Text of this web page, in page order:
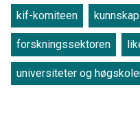
kif-komiteen
forskningssektoren
universiteter og